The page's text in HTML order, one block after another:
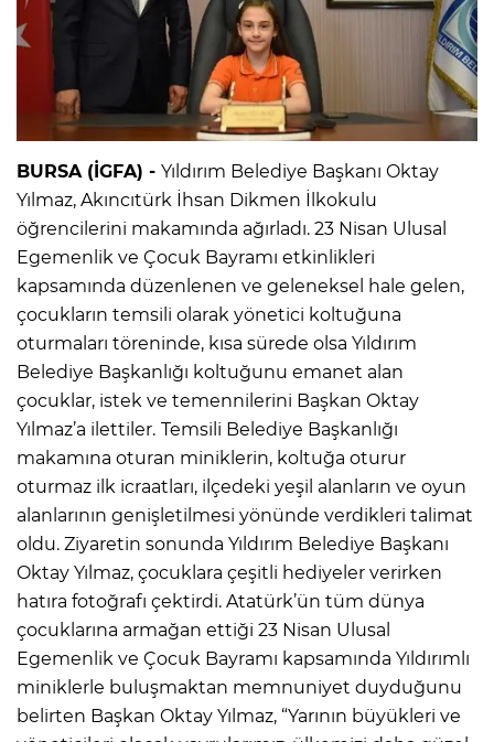
BURSA (İGFA) - Yıldırım Belediye Başkanı Oktay
Yılmaz, Akıncıtürk İhsan Dikmen İlkokulu
öğrencilerini makamında ağırladı. 23 Nisan Ulusal
Egemenlik ve Çocuk Bayramı etkinlikleri
kapsamında düzenlenen ve geleneksel hale gelen,
çocukların temsili olarak yönetici koltuğuna
oturmaları töreninde, kısa sürede olsa Yıldırım
Belediye Başkanlığı koltuğunu emanet alan
çocuklar, istek ve temennilerini Başkan Oktay
Yılmaz’a ilettiler. Temsili Belediye Başkanlığı
makamına oturan miniklerin, koltuğa oturur
oturmaz ilk icraatları, ilçedeki yeşil alanların ve oyun
alanlarının genişletilmesi yönünde verdikleri talimat
oldu. Ziyaretin sonunda Yıldırım Belediye Başkanı
Oktay Yılmaz, çocuklara çeşitli hediyeler verirken
hatıra fotoğrafı çektirdi. Atatürk’ün tüm dünya
çocuklarına armağan ettiği 23 Nisan Ulusal
Egemenlik ve Çocuk Bayramı kapsamında Yıldırımlı
miniklerle buluşmaktan memnuniyet duyduğunu
belirten Başkan Oktay Yılmaz, “Yarının büyükleri ve